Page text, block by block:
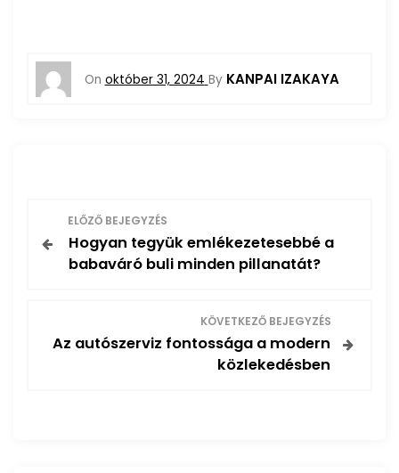
On október 31, 2024 By KANPAI IZAKAYA
ELŐZŐ BEJEGYZÉS
Hogyan tegyük emlékezetesebbé a
babaváró buli minden pillanatát?
KÖVETKEZŐ BEJEGYZÉS
Az autószerviz fontossága a modern
közlekedésben